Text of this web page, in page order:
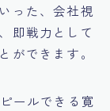
った、会社視
即戦力として
ができます。
ールできる寛